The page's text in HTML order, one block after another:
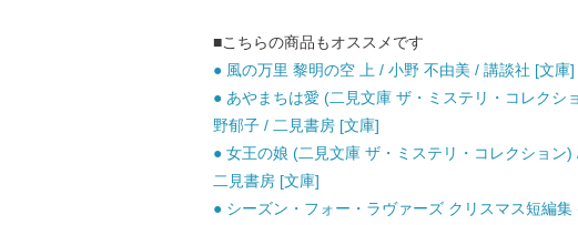
■こちらの商品もオススメです
● 風の万里 黎明の空 上 / 小野 不由美 / 講談社 [文庫]
● あやまちは愛 (二見文庫 ザ・ミステリ・コレクシ
野郁子 / 二見書房 [文庫]
● 女王の娘 (二見文庫 ザ・ミステリ・コレクション
二見書房 [文庫]
● シーズン・フォー・ラヴァーズ クリスマス短編